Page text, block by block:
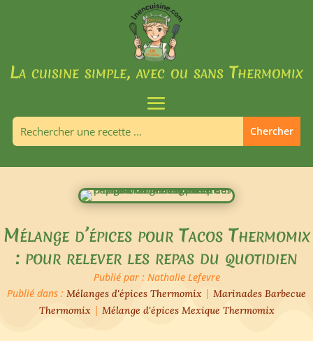
La cuisine simple, avec ou sans Thermomix
Mélange d’épices pour Tacos Thermomix
: pour relever les repas du quotidien
Publié par : Nathalie Lefevre
Publié dans : Mélanges d'épices Thermomix | Marinades Barbecue
Thermomix | Mélange d'épices Mexique Thermomix